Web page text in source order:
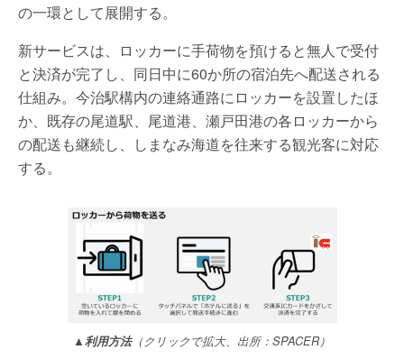
の一環として展開する。
新サービスは、ロッカーに手荷物を預けると無人で受付
と決済が完了し、同日中に60か所の宿泊先へ配送される
仕組み。今治駅構内の連絡通路にロッカーを設置したほ
か、既存の尾道駅、尾道港、瀬戸田港の各ロッカーから
の配送も継続し、しまなみ海道を往来する観光客に対応
する。
▲利用方法（クリックで拡大、出所：SPACER）